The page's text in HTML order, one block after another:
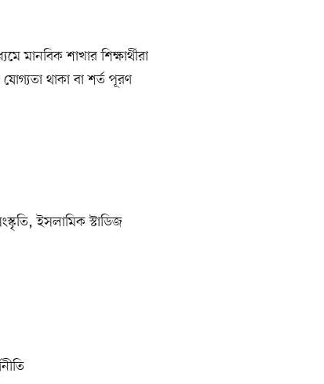
মানবিক শাখার শিক্ষার্থীরা
থাকা বা শর্ত পূরণ
ইসলামিক স্টাডিজ